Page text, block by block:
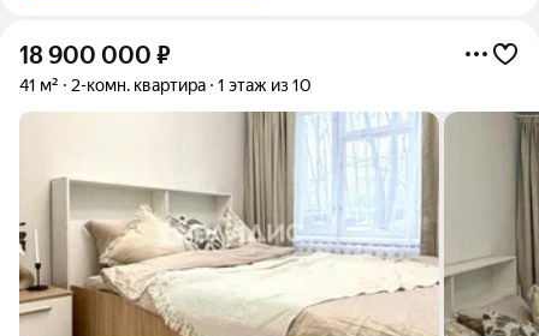
18 900 000 ₽
41 м² 2-комн. квартира 1 этаж из 10